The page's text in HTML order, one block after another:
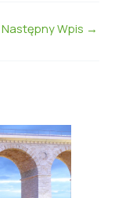
Następny Wpis →